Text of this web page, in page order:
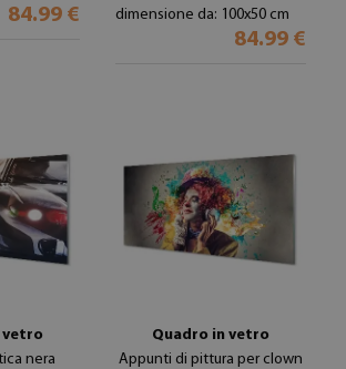
84.99 € dimensione da: 100x50 cm
84.99 €
vetro
nera
Quadro in vetro
Appunti di pittura per clown